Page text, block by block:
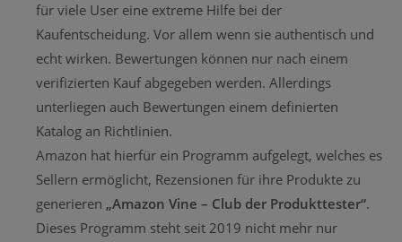
für viele User eine extreme Hilfe bei der
Kaufentscheidung. Vor allem wenn sie authentisch und
echt wirken. Bewertungen können nur nach einem
verifizierten Kauf abgegeben werden. Allerdings
unterliegen auch Bewertungen einem definierten
Katalog an Richtlinien.
Amazon hat hierfür ein Programm aufgelegt, welches es
Sellern ermöglicht, Rezensionen für ihre Produkte zu
generieren „Amazon Vine – Club der Produkttester“.
Dieses Programm steht seit 2019 nicht mehr nur